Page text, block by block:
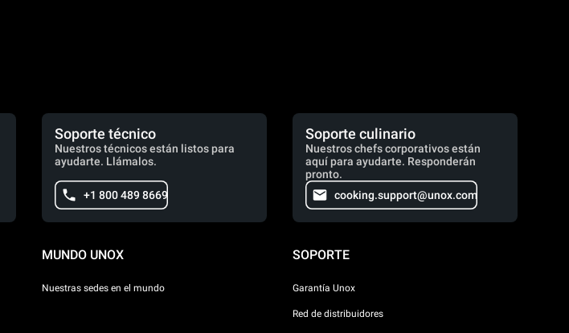
Soporte técnico
Nuestros técnicos están listos para
ayudarte. Llámalos.
+1 800 489 8669
Soporte culinario
Nuestros chefs corporativos están
aquí para ayudarte. Responderán
pronto.
cooking.support@unox.com
MUNDO UNOX
Nuestras sedes en el mundo
SOPORTE
Garantía Unox
Red de distribuidores